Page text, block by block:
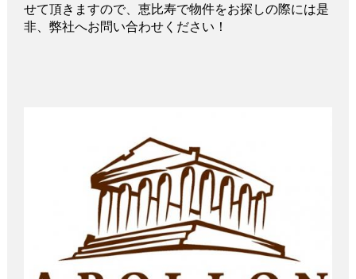
せて頂きますので、恵比寿で物件をお探しの際には是
非、弊社へお問い合わせください！